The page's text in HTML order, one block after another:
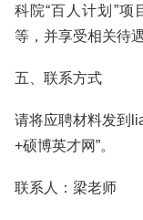
科院“百人计划”项
等，并享受相关待遇
五、联系方式
请将应聘材料发到
+硕博英才网”。
联系人：梁老师